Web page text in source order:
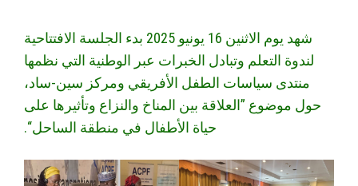
شهد يوم الاثنين 16 يونيو 2025 بدء الجلسة الافتتاحية
لندوة التعلم وتبادل الخبرات عبر الوطنية التي نظمها
منتدى سياسات الطفل الأفريقي ومركز سين-ساد،
حول موضوع ”العلاقة بين المناخ والنزاع وتأثيرها على
حياة الأطفال في منطقة الساحل“.